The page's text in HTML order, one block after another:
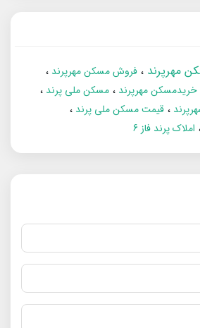
مهرپرند
فروش مسکن مهرپرند
خریدمسکن مهرپرند
مسکن ملی پرند
قیمت مسکن ملی پرند
املاک پرند فاز 6